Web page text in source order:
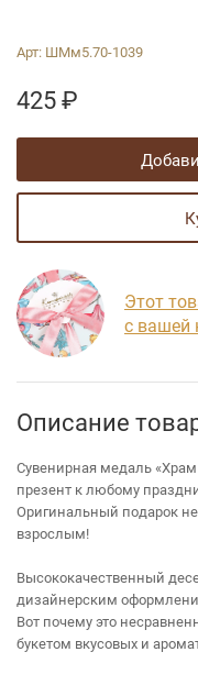
Арт: ШМм5.70-1039
425₽
Этот
с вашей
Описание
Сувенирная медаль
презент к любому
Оригинальный подарок
взрослым!
Высококачественный
дизайнерским
Вот почему это
букетом вкусовых и